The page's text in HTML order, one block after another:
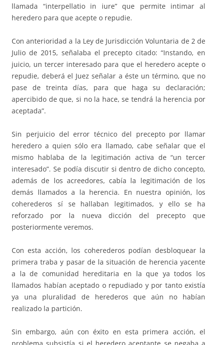
llamada “interpellatio in iure” que permite intimar al
heredero para que acepte o repudie.
Con anterioridad a la Ley de Jurisdicción Voluntaria de 2 de
Julio de 2015, señalaba el precepto citado: “Instando, en
juicio, un tercer interesado para que el heredero acepte o
repudie, deberá el Juez señalar a éste un término, que no
pase de treinta días, para que haga su declaración;
apercibido de que, si no la hace, se tendrá la herencia por
aceptada”.
Sin perjuicio del error técnico del precepto por llamar
heredero a quien sólo era llamado, cabe señalar que el
mismo hablaba de la legitimación activa de “un tercer
interesado”. Se podía discutir si dentro de dicho concepto,
además de los acreedores, cabía la legitimación de los
demás llamados a la herencia. En nuestra opinión, los
coherederos sí se hallaban legitimados, y ello se ha
reforzado por la nueva dicción del precepto que
posteriormente veremos.
Con esta acción, los coherederos podían desbloquear la
primera traba y pasar de la situación de herencia yacente
a la de comunidad hereditaria en la que ya todos los
llamados habían aceptado o repudiado y por tanto existía
ya una pluralidad de herederos que aún no habían
realizado la partición.
Sin embargo, aún con éxito en esta primera acción, el